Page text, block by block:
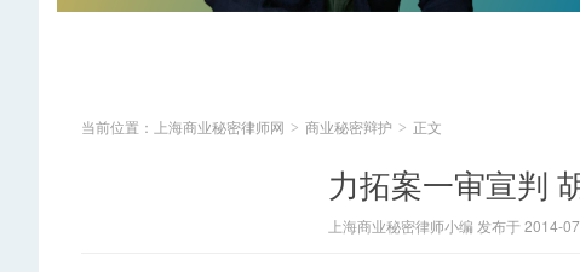
当前位置： 上海商业秘密律师网 > 商业秘密辩护 > 正文
力拓案一审宣判
上海商业秘密律师小编 发布于 2014-